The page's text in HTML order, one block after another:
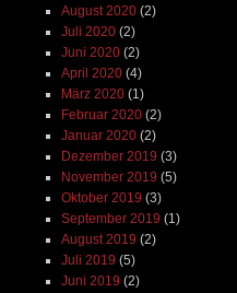
August 2020(2)
Juli 2020(2)
Juni 2020(2)
April 2020(4)
März 2020(1)
Februar 2020(2)
Januar 2020(2)
Dezember 2019 (3)
November 2019 (5)
Oktober 2019 (3)
September 2019 (1)
August 2019 (2)
Juli 2019 (5)
Juni 2019 (2)